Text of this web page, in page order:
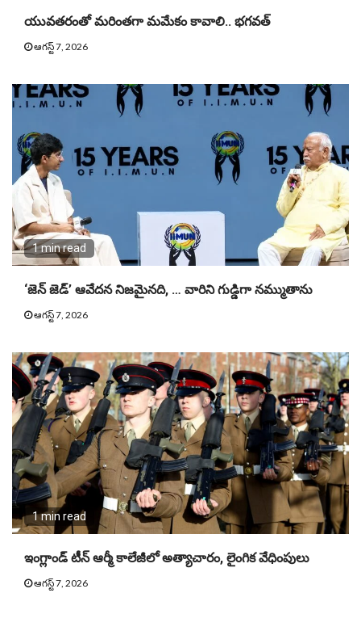
యువతరంతో మరింతగా మమేకం కావాలి.. భగవత్
ఆగస్ట్ 7, 2026
1 min read
‘జెన్ జెడ్’ ఆవేదన నిజమైనది, … వారిని గుడ్డిగా నమ్ముతాను
ఆగస్ట్ 7, 2026
1 min read
ఇంగ్లాండ్ టీన్ ఆర్మీ కాలేజీలో అత్యాచారం, లైంగిక వేధింపులు
ఆగస్ట్ 7, 2026